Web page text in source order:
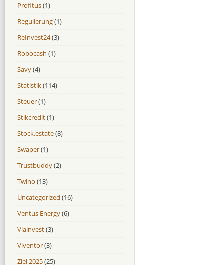
Profitus(1)
Regulierung(1)
ReInvest24(3)
Robocash (1)
Savy(4)
Statistik(114)
Steuer(1)
Stikcredit(1)
Stock.estate(8)
Swaper(1)
Trustbuddy(2)
Twino (13)
Uncategorized (16)
Ventus Energy(6)
Viainvest(3)
Viventor(3)
Ziel 2025(25)